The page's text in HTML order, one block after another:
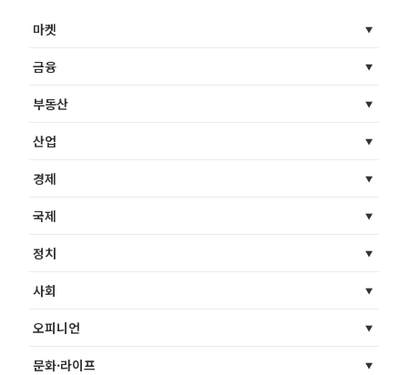
마켓
금융
부동산
산업
경제
국제
정치
사회
오피니언
문화·라이프